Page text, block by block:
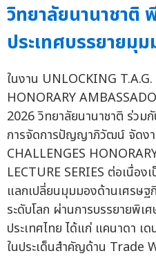
วิทยาลัยนานาชาติ
ประเทศบรรยายมุ
ในงาน UNLOCKING
HONORARY
2026 วิทยาลัยนานาชาติ ร่วม
การจัดการปัญญาภิวัฒน์ จัดง
CHALLENGES
LECTURE SERIES ต่อเนื่อ
แลกเปลี่ยนมุมมองด้านเศรษฐ
ระดับโลก ผ่านการบรรยายพิเ
ประเทศไทย ได้แก่ แคนาดา เ
ในประเด็นสำคัญด้าน Trade